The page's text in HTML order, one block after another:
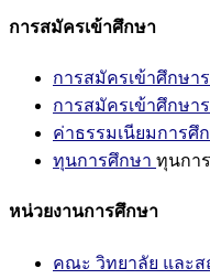
การสมัครเข้าศึกษา
การสมัครเข้าศึกษ
การสมัครเข้าศึกษ
ค่าธรรมเนียมการศึ
ทุนการศึกษา ทุนกา
หน่วยงานการศึกษา
คณะ วิทยาลัย และส